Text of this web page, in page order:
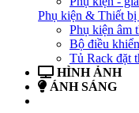
Phụ kiện & Thiết
Phụ kiện âm
Bộ điều
Tủ Rack đặt
HÌNH ẢNH
ÁNH SÁNG